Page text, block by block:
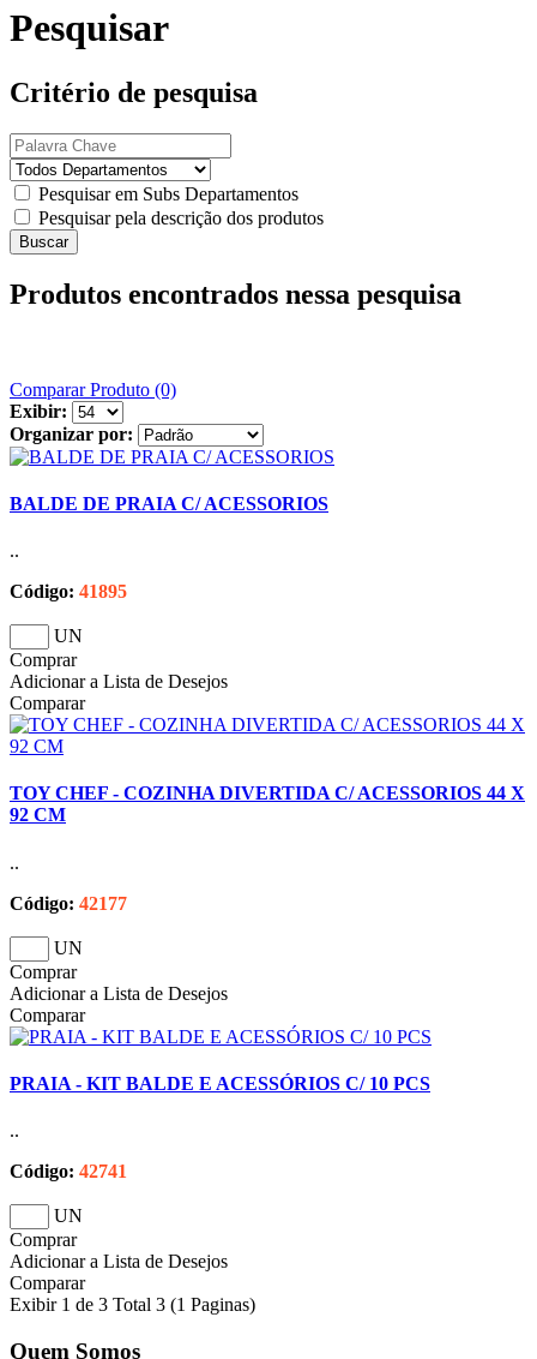
Pesquisar
Critério de pesquisa
Pesquisar em Subs Departamentos
Pesquisar pela descrição dos produtos
Produtos encontrados nessa pesquisa
Comparar Produto (0)
Exibir:
Organizar por:
BALDE DE PRAIA C/ ACESSORIOS
..
Código: 41895
UN
Comprar
Adicionar a Lista de Desejos
Comparar
TOY CHEF - COZINHA DIVERTIDA C/ ACESSORIOS 44 X
92 CM
..
Código: 42177
UN
Comprar
Adicionar a Lista de Desejos
Comparar
PRAIA - KIT BALDE E ACESSÓRIOS C/ 10 PCS
..
Código: 42741
UN
Comprar
Adicionar a Lista de Desejos
Comparar
Exibir 1 de 3 Total 3 (1 Paginas)
Quem Somos